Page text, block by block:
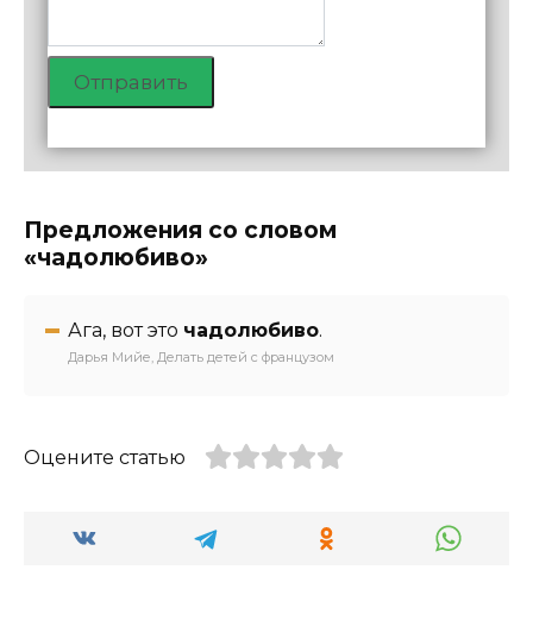
Отправить
Предложения со словом
«чадолюбиво»
Ага, вот это чадолюбиво.
Дарья Мийе, Делать детей с французом
Оцените статью